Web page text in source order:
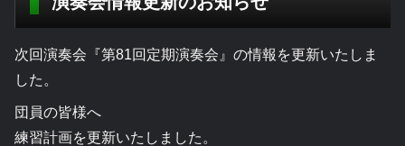
次回演奏会『第81回定期演奏会』の情報を更新いたしま
した。
団員の皆様へ
練習計画を更新いたしました。